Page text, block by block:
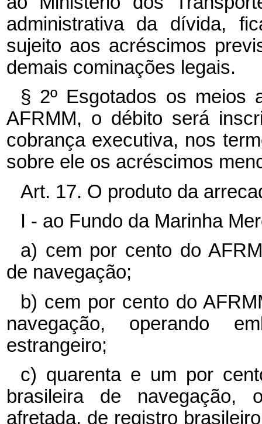
administrativa da dívida,
sujeito aos acréscimos
demais cominações legais.
§ 2º Esgotados os meios
AFRMM, o débito será
cobrança executiva, nos
sobre ele os acréscimos
Art. 17. O produto da
I - ao Fundo da Marinha
a) cem por cento do
de navegação;
b) cem por cento do
navegação, operando
estrangeiro;
c) quarenta e um por
brasileira de navegação,
afretada, de registro